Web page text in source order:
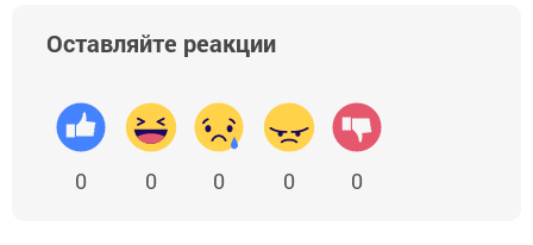
Оставляйте реакции
0 0 0 0 0